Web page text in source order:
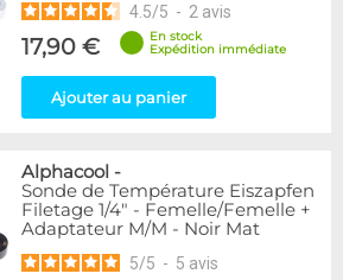
4.5/5 - 2 avis
17,90 €
En stock
Expédition immédiate
Ajouter au panier
Alphacool -
Sonde de Température Eiszapfen
Filetage 1/4" - Femelle/Femelle +
Adaptateur M/M - Noir Mat
5/5 - 5 avis